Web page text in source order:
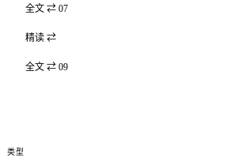
全文 ⇄ 07
精读 ⇄
全文 ⇄ 09
类型